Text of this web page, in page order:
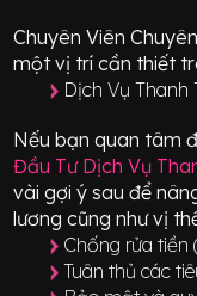
Chuyên Viên
một vị trícần thiết
Dịch Vụ
Nếu bạn quan tâm
Đầu Tư Dịch Vụ
vài gợi ý sau để
lương cũng như vị
Chống rửa tiền
Tuân thủ các